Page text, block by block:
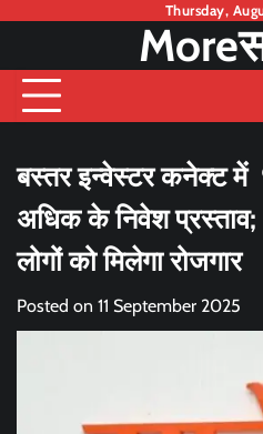
content
Thursday,
बस्तर इन्वेस्टर कनेक्ट
अधिक के निवेश
लोगों को मिलेगा रोजगार
Posted on 11 September 2025